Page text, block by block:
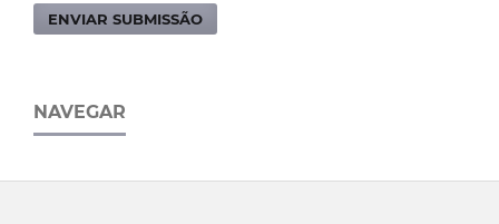
ENVIAR SUBMISSÃO
NAVEGAR